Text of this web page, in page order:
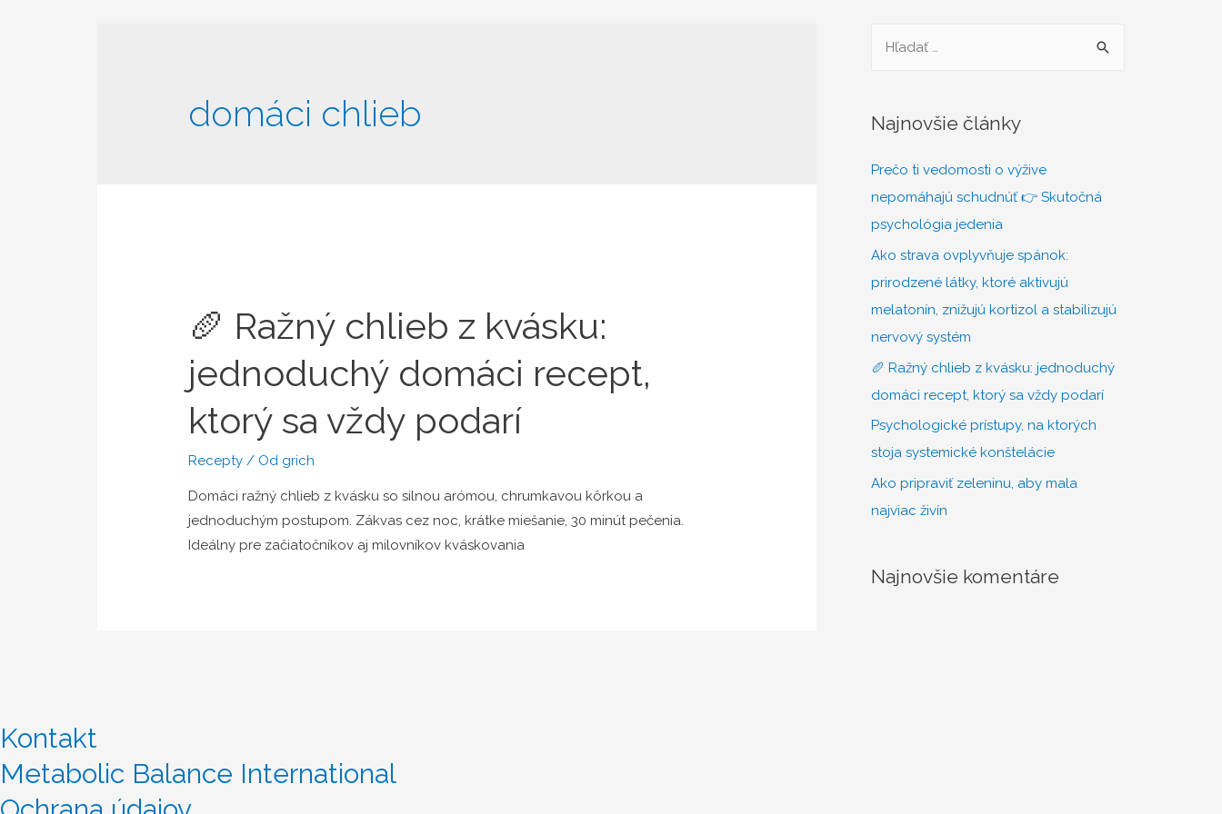
domáci chlieb
🥖 Ražný chlieb z kvásku:
jednoduchý domáci recept,
ktorý sa vždy podarí
Recepty / Od grich
Domáci ražný chlieb z kvásku so silnou arómou, chrumkavou kôrkou a
jednoduchým postupom. Zákvas cez noc, krátke miešanie, 30 minút pečenia.
Ideálny pre začiatočníkov aj milovníkov kváskovania
d
ť
:
Najnovšie články
Prečo ti vedomosti o výžive
nepomáhajú schudnúť 👉 Skutočná
psychológia jedenia
Ako strava ovplyvňuje spánok:
prirodzené látky, ktoré aktivujú
melatonín, znižujú kortizol a stabilizujú
nervový systém
🥖 Ražný chlieb z kvásku: jednoduchý
domáci recept, ktorý sa vždy podarí
Psychologické prístupy, na ktorých
stoja systemické konštelácie
Ako pripraviť zeleninu, aby mala
najviac živín
Najnovšie komentáre
Kontakt
Metabolic Balance International